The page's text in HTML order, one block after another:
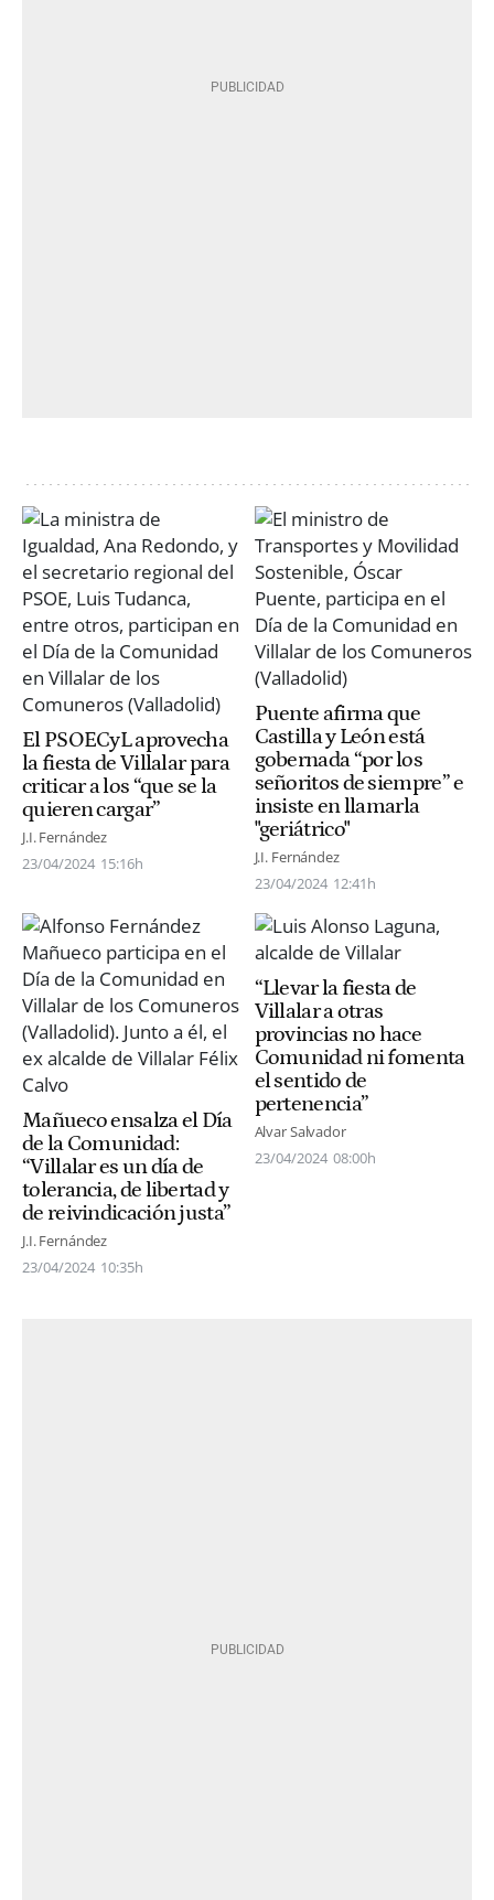
El PSOECyL aprovecha
la fiesta de Villalar para
criticar a los “que se la
quieren cargar”
J.I. Fernández
23/04/2024 15:16h
Puente afirma que
Castilla y León está
gobernada “por los
señoritos de siempre” e
insiste en llamarla
"geriátrico"
J.I. Fernández
23/04/2024 12:41h
Mañueco ensalza el Día
de la Comunidad:
“Villalar es un día de
tolerancia, de libertad y
de reivindicación justa”
J.I. Fernández
23/04/2024 10:35h
“Llevar la fiesta de
Villalar a otras
provincias no hace
Comunidad ni fomenta
el sentido de
pertenencia”
Alvar Salvador
23/04/2024 08:00h